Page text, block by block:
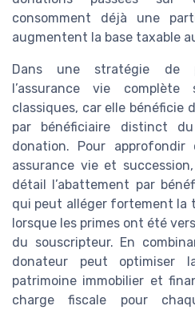
consomment déjà une
augmentent la base taxable
Dans une stratégie de
l’assurance vie
classiques, car elle bénéficie
par bénéficiaire distinct
donation. Pour
assurance vie et
détail l’abattement par
qui peut alléger fortement la
lorsque les primes ont été
du souscripteur. En
donateur peut optimiser
patrimoine immobilier et
charge fiscale pour